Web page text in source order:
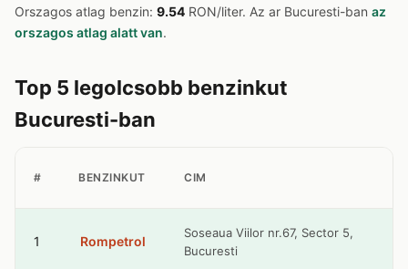
Orszagos atlag benzin: 9.54 RON/liter. Az ar Bucuresti-ban az
orszagos atlag alatt van.
Top 5 legolcsobb benzinkut
Bucuresti-ban
# BENZINKUT CIM
1 Rompetrol
Soseaua Viilor nr.67, Sector 5,
Bucuresti